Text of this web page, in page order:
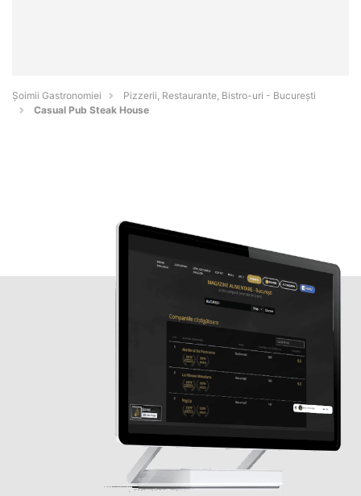
Șoimii Gastronomiei
Pizzerii, Restaurante, Bistro-uri - Bucureşti
Casual Pub Steak House